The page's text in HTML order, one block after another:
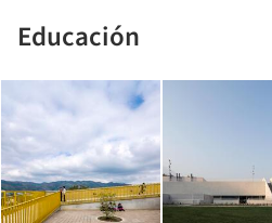
Educación